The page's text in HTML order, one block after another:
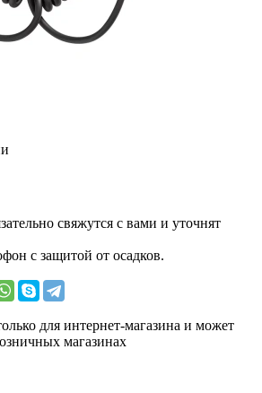
свяжутся с вами и уточнят
с защитой от осадков.
для интернет-магазина и может
магазинах